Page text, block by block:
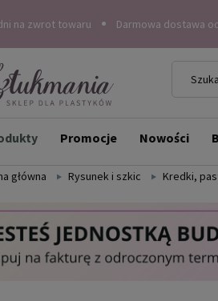
na zwrot towaru Darmowa dostawa
Promocje Nowości
główna Rysunek i szkic Kredki,